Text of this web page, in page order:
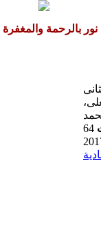
نور بالرحمة